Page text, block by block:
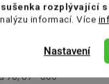
rozplývající
informací. Více
Nastavení
78, 87 - 300